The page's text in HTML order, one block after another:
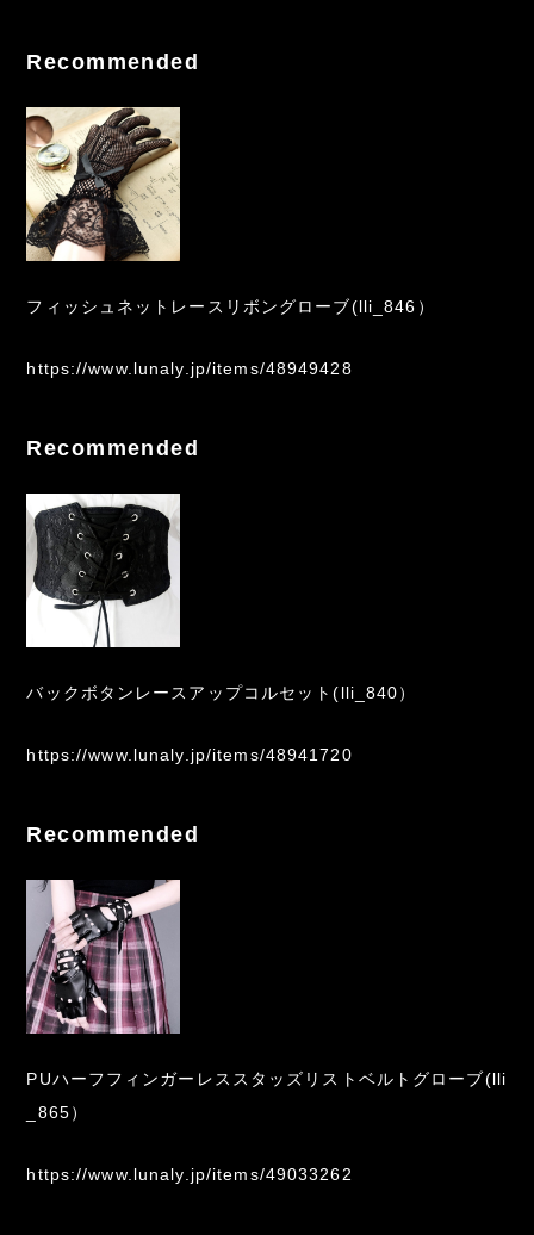
Recommended
フィッシュネットレースリボングローブ(lli_846）
https://www.lunaly.jp/items/48949428
Recommended
バックボタンレースアップコルセット(lli_840）
https://www.lunaly.jp/items/48941720
Recommended
PUハーフフィンガーレススタッズリストベルトグローブ(lli
_865）
https://www.lunaly.jp/items/49033262